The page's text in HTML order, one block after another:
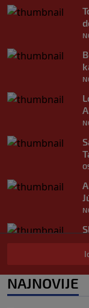
NAJNOVIJE